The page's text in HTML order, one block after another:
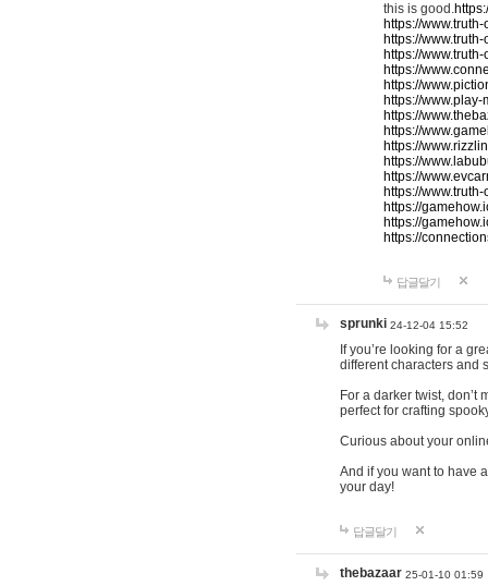
this is good.
https://
https://
https://
https://
https://
https://
https://
https://
https://
https://
https://
https://
https://
https://
https://
답글달기
sprunki 24-12-04 15:52
If you’re looking for a
different characters and
For a darker twist, don’t
perfect for crafting
Curious about your
And if you want to have
your day!
답글달기
thebazaar 25-01-10 01:59